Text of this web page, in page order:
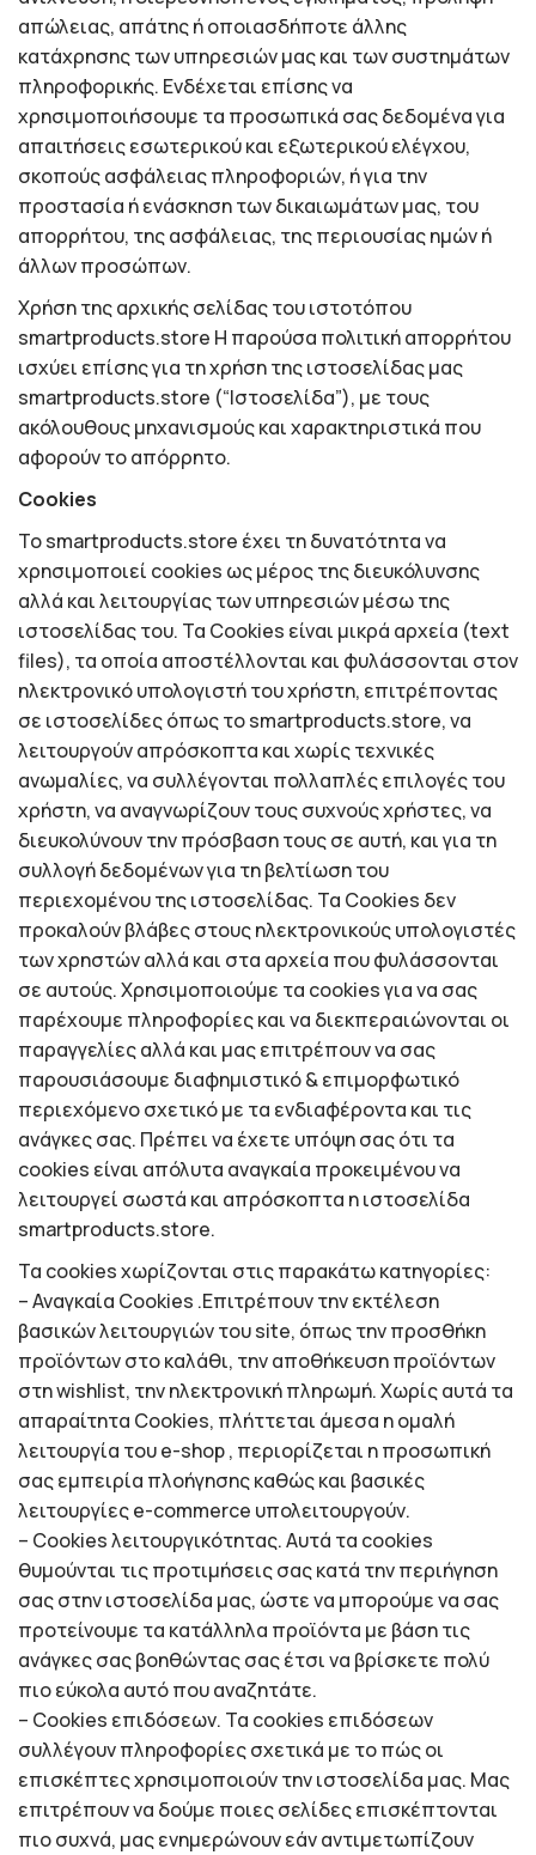
απώλειας, απάτης ή οποιασδήποτε άλλης
κατάχρησης των υπηρεσιών μας και των συστημάτων
πληροφορικής. Ενδέχεται επίσης να
χρησιμοποιήσουμε τα προσωπικά σας δεδομένα για
απαιτήσεις εσωτερικού και εξωτερικού ελέγχου,
σκοπούς ασφάλειας πληροφοριών, ή για την
προστασία ή ενάσκηση των δικαιωμάτων μας, του
απορρήτου, της ασφάλειας, της περιουσίας ημών ή
άλλων προσώπων.
Χρήση της αρχικής σελίδας του ιστοτόπου
smartproducts.store Η παρούσα πολιτική απορρήτου
ισχύει επίσης για τη χρήση της ιστοσελίδας μας
smartproducts.store (“Ιστοσελίδα”), με τους
ακόλουθους μηχανισμούς και χαρακτηριστικά που
αφορούν το απόρρητο.
Cookies
Το smartproducts.store έχει τη δυνατότητα να
χρησιμοποιεί cookies ως μέρος της διευκόλυνσης
αλλά και λειτουργίας των υπηρεσιών μέσω της
ιστοσελίδας του. Τα Cookies είναι μικρά αρχεία (text
files), τα οποία απoστέλλονται και φυλάσσονται στον
ηλεκτρονικό υπολογιστή του χρήστη, επιτρέποντας
σε ιστοσελίδες όπως το smartproducts.store, να
λειτουργούν απρόσκοπτα και χωρίς τεχνικές
ανωμαλίες, να συλλέγονται πολλαπλές επιλογές του
χρήστη, να αναγνωρίζουν τους συχνούς χρήστες, να
διευκολύνουν την πρόσβαση τους σε αυτή, και για τη
συλλογή δεδομένων για τη βελτίωση του
περιεχομένου της ιστοσελίδας. Τα Cookies δεν
προκαλούν βλάβες στους ηλεκτρονικούς υπολογιστές
των χρηστών αλλά και στα αρχεία που φυλάσσονται
σε αυτούς. Χρησιμοποιούμε τα cookies για να σας
παρέχουμε πληροφορίες και να διεκπεραιώνονται οι
παραγγελίες αλλά και μας επιτρέπουν να σας
παρουσιάσουμε διαφημιστικό & επιμορφωτικό
περιεχόμενο σχετικό με τα ενδιαφέροντα και τις
ανάγκες σας. Πρέπει να έχετε υπόψη σας ότι τα
cookies είναι απόλυτα αναγκαία προκειμένου να
λειτουργεί σωστά και απρόσκοπτα η ιστοσελίδα
smartproducts.store.
Τα cookies χωρίζονται στις παρακάτω κατηγορίες:
– Αναγκαία Cookies .Επιτρέπουν την εκτέλεση
βασικών λειτουργιών του site, όπως την προσθήκη
προϊόντων στο καλάθι, την αποθήκευση προϊόντων
στη wishlist, την ηλεκτρονική πληρωμή. Χωρίς αυτά τα
απαραίτητα Cookies, πλήττεται άμεσα η ομαλή
λειτουργία του e-shop , περιορίζεται η προσωπική
σας εμπειρία πλοήγησης καθώς και βασικές
λειτουργίες e-commerce υπολειτουργούν.
– Cookies λειτουργικότητας. Αυτά τα cookies
θυμούνται τις προτιμήσεις σας κατά την περιήγηση
σας στην ιστοσελίδα μας, ώστε να μπορούμε να σας
προτείνουμε τα κατάλληλα προϊόντα με βάση τις
ανάγκες σας βοηθώντας σας έτσι να βρίσκετε πολύ
πιο εύκολα αυτό που αναζητάτε.
– Cookies επιδόσεων. Τα cookies επιδόσεων
συλλέγουν πληροφορίες σχετικά με το πώς οι
επισκέπτες χρησιμοποιούν την ιστοσελίδα μας. Μας
επιτρέπουν να δούμε ποιες σελίδες επισκέπτονται
πιο συχνά, μας ενημερώνουν εάν αντιμετωπίζουν